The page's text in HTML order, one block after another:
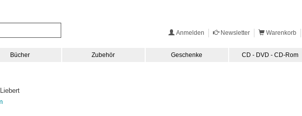
Anmelden Newsletter Warenkorb
Bücher Zubehör Geschenke CD - DVD - CD-Rom